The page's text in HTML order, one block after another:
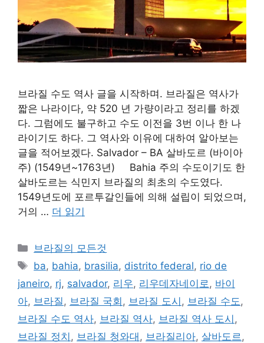
브라질 수도 역사 글을 시작하며. 브라질은 역사가
짧은 나라이다, 약 520 년 가량이라고 정리를 하겠
다. 그럼에도 불구하고 수도 이전을 3번 이나 한 나
라이기도 하다. 그 역사와 이유에 대하여 알아보는
글을 적어보겠다. Salvador – BA 살바도르 (바이아
주) (1549년~1763년) Bahia 주의 수도이기도 한
살바도르는 식민지 브라질의 최초의 수도였다.
1549년도에 포르투갈인들에 의해 설립이 되었으며,
거의 … 더 읽기
카
테
리
브라질의 모든것
태
그
ba, bahia, brasilia, distrito federal, rio de
janeiro, rj, salvador, 리우, 리우데자네이로 , 바이
아, 브라질 , 브라질 국회 , 브라질 도시 , 브라질 수도 ,
브라질 수도 역사, 브라질 역사, 브라질 역사 도시 ,
브라질 정치 , 브라질 청와대 , 브라질리아, 살바도르 ,